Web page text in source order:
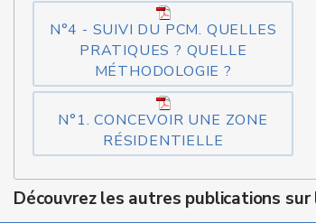
N°4 - SUIVI DU PCM. QUELLES
PRATIQUES ? QUELLE
MÉTHODOLOGIE ?
N°1. CONCEVOIR UNE ZONE
RÉSIDENTIELLE
Découvrez les autres publications